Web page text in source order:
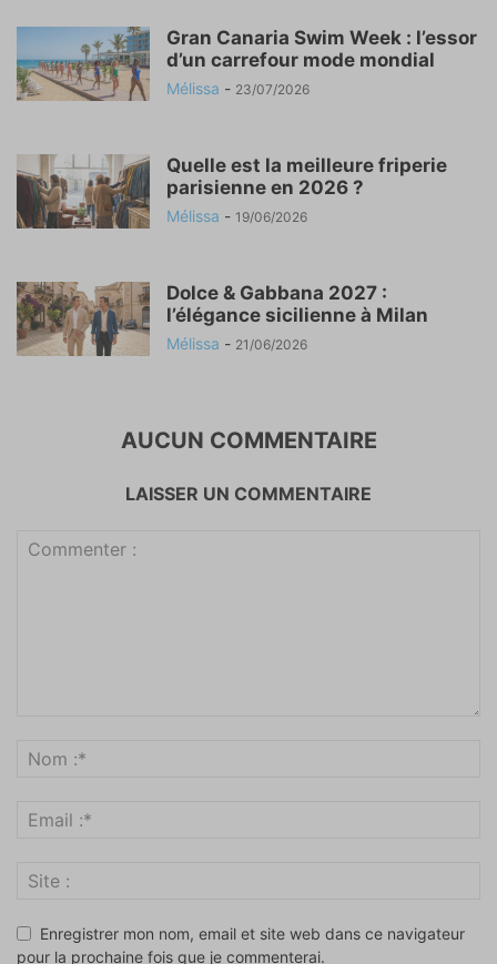
Gran Canaria Swim Week : l’essor
d’un carrefour mode mondial
Mélissa - 23/07/2026
Quelle est la meilleure friperie
parisienne en 2026 ?
Mélissa - 19/06/2026
Dolce & Gabbana 2027 :
l’élégance sicilienne à Milan
Mélissa - 21/06/2026
AUCUN COMMENTAIRE
LAISSER UN COMMENTAIRE
Enregistrer mon nom, email et site web dans ce navigateur
pour la prochaine fois que je commenterai.